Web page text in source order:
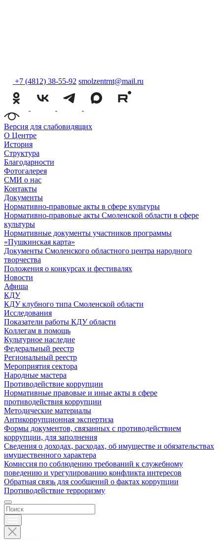
+7 (4812) 38-55-92 smolzentrnt@mail.ru
Версия для слабовидящих
О Центре
История
Структура
Благодарности
Фотогалерея
СМИ о нас
Контакты
Документы
Нормативно-правовые акты в сфере культуры
Нормативно-правовые акты Смоленской области в сфере
культуры
Нормативные документы участников программы
«Пушкинская карта»
Документы Смоленского областного центра народного
творчества
Положения о конкурсах и фестивалях
Новости
Афиша
КДУ
КДУ клубного типа Смоленской области
Исследования
Показатели работы КДУ области
Коллегам в помощь
Культурное наследие
Федеральный реестр
Региональный реестр
Мероприятия сектора
Народные мастера
Противодействие коррупции
Нормативные правовые и иные акты в сфере
противодействия коррупции
Методические материалы
Антикоррупционная экспертиза
Формы документов, связанных с противодействием
коррупции, для заполнения
Сведения о доходах, расходах, об имуществе и обязательствах
имущественного характера
Комиссия по соблюдению требований к служебному
поведению и урегулированию конфликта интересов
Обратная связь для сообщений о фактах коррупции
Противодействие терроризму